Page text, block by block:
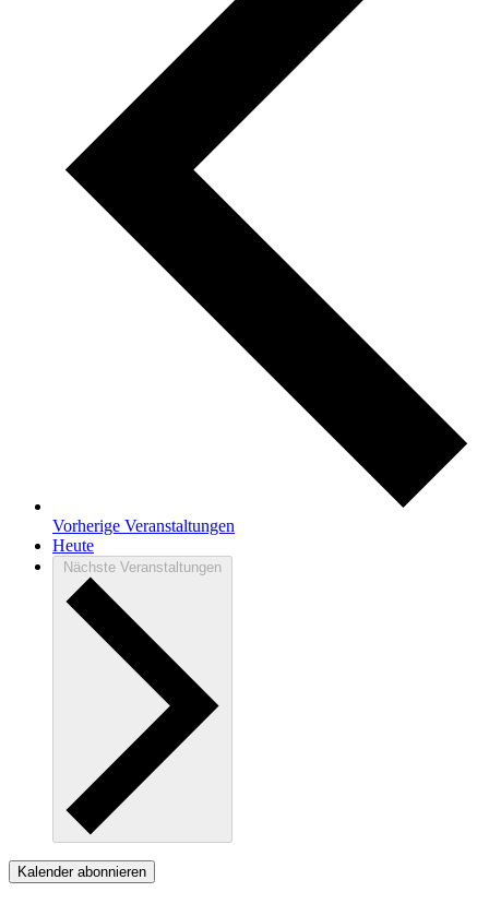
Vorherige Veranstaltungen
Heute
Nächste Veranstaltungen
Kalender abonnieren